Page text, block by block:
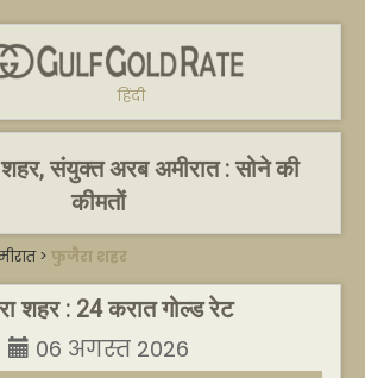
हिंदी
संयुक्त अरब अमीरात : सोने की
कीमतों
> फुजैरा शहर
शहर : 24 करात गोल्ड रेट
06 अगस्त 2026